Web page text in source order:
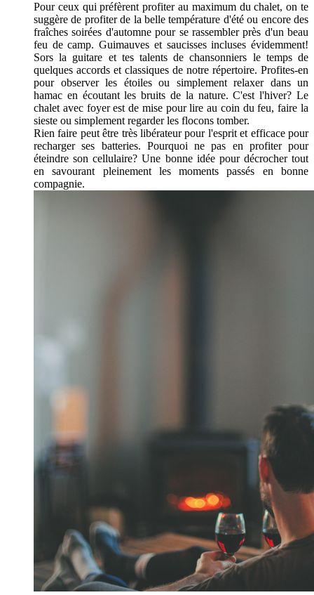
Pour ceux qui préfèrent profiter au maximum du chalet, on te
suggère de profiter de la belle température d'été ou encore des
fraîches soirées d'automne pour se rassembler près d'un beau
feu de camp. Guimauves et saucisses incluses évidemment!
Sors la guitare et tes talents de chansonniers le temps de
quelques accords et classiques de notre répertoire. Profites-en
pour observer les étoiles ou simplement relaxer dans un
hamac en écoutant les bruits de la nature. C'est l'hiver? Le
chalet avec foyer est de mise pour lire au coin du feu, faire la
sieste ou simplement regarder les flocons tomber.
Rien faire peut être très libérateur pour l'esprit et efficace pour
recharger ses batteries. Pourquoi ne pas en profiter pour
éteindre son cellulaire? Une bonne idée pour décrocher tout
en savourant pleinement les moments passés en bonne
compagnie.